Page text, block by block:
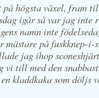
på högsta växel, fram
igår så var jag inte
namn inte
på fuskknep-i-
jag ihop
vi till med den
kladdkaka som döljs